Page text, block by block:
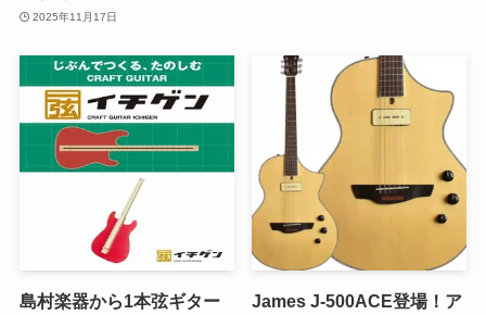
2025年11月17日
島村楽器から1本弦ギター
James J-500ACE登場！ア